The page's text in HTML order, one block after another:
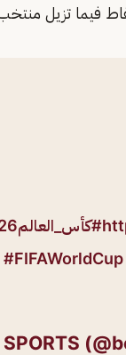
فيما تزيل منتخب
#كأس_العالم2026
#FIFAWorldCup